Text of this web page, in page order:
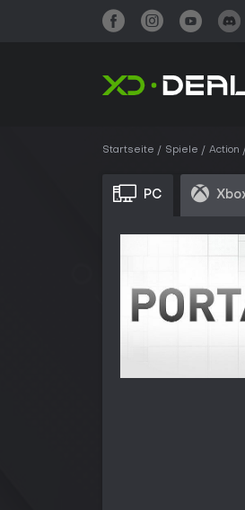
Startseite Spiele Action
PC